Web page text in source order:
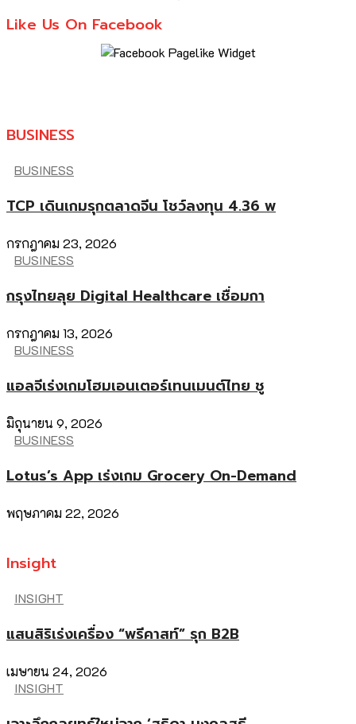
Like Us On Facebook
BUSINESS
BUSINESS
TCP เดินเกมรุกตลาดจีน โชว์ลงทุน 4.36 พ
กรกฎาคม 23, 2026
BUSINESS
กรุงไทยลุย Digital Healthcare เชื่อมกา
กรกฎาคม 13, 2026
BUSINESS
แอลจีเร่งเกมโฮมเอนเตอร์เทนเมนต์ไทย ชู
มิถุนายน 9, 2026
BUSINESS
Lotus’s App เร่งเกม Grocery On-Demand
พฤษภาคม 22, 2026
Insight
INSIGHT
แสนสิริเร่งเครื่อง “พรีคาสท์” รุก B2B
เมษายน 24, 2026
INSIGHT